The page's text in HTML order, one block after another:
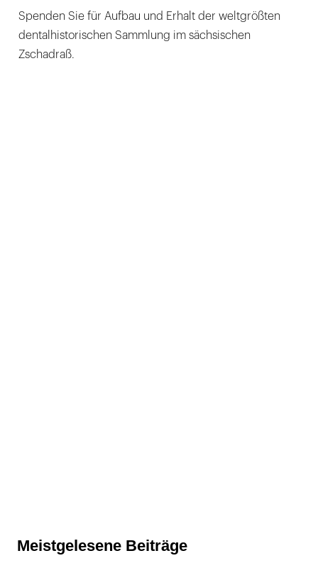
Spenden Sie für Aufbau und Erhalt der weltgrößten
dentalhistorischen Sammlung im sächsischen
Zschadraß.
Meistgelesene Beiträge